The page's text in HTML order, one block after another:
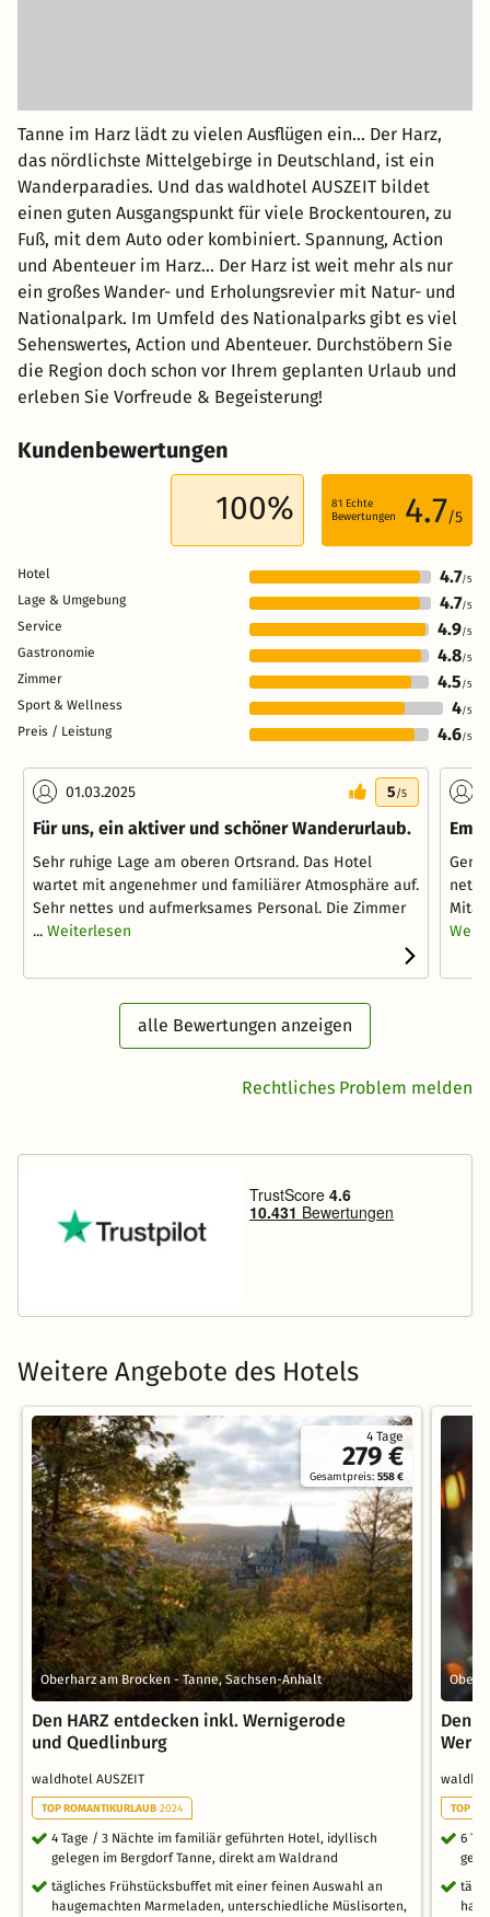
Tanne im Harz lädt zu vielen Ausflügen ein... Der Harz,
das nördlichste Mittelgebirge in Deutschland, ist ein
Wanderparadies. Und das waldhotel AUSZEIT bildet
einen guten Ausgangspunkt für viele Brockentouren, zu
Fuß, mit dem Auto oder kombiniert. Spannung, Action
und Abenteuer im Harz... Der Harz ist weit mehr als nur
ein großes Wander- und Erholungsrevier mit Natur- und
Nationalpark. Im Umfeld des Nationalparks gibt es viel
Sehenswertes, Action und Abenteuer. Durchstöbern Sie
die Region doch schon vor Ihrem geplanten Urlaub und
erleben Sie Vorfreude & Begeisterung!
Kundenbewertungen
100% 81 Echte
Bewertungen
4.7/5
Hotel 4.7/5
Lage & Umgebung 4.7/5
Service 4.9/5
Gastronomie 4.8/5
Zimmer 4.5 /5
Sport & Wellness 4/5
Preis / Leistung 4.6/5
01.03.2025 5/5
Für uns, ein aktiver und schöner Wanderurlaub.
Sehr ruhige Lage am oberen Ortsrand. Das Hotel
wartet mit angenehmer und familiärer Atmosphäre auf.
Sehr nettes und aufmerksames Personal. Die Zimmer
... Weiterlesen
alle Bewertungen anzeigen
Rechtliches Problem melden
Weitere Angebote des Hotels
4 Tage
279 €
Gesamtpreis:558 €
Oberharz am Brocken - Tanne, Sachsen-Anhalt
Den HARZ entdecken inkl. Wernigerode
und Quedlinburg
waldhotel AUSZEIT
TOP ROMANTIKURLAUB 2024
4 Tage / 3 Nächte im familiär geführten Hotel, idyllisch
gelegen im Bergdorf Tanne, direkt am Waldrand
tägliches Frühstücksbuffet mit einer feinen Auswahl an
haugemachten Marmeladen, unterschiedliche Müslisorten,
Den
TOP
6